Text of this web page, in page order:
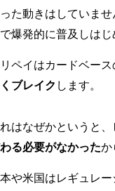
た動きはしていま
爆発的に普及しはじ
ペイはカードベー
ブレイク します。
はなぜかというと
る必要がなかったか
本や米国はレギュレ